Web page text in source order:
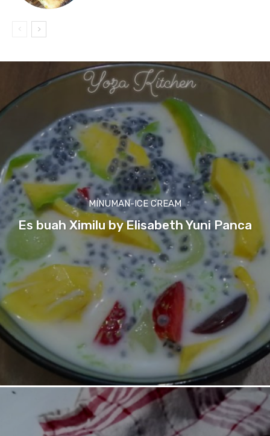
MINUMAN-ICE CREAM
Es buah Ximilu by Elisabeth Yuni Panca